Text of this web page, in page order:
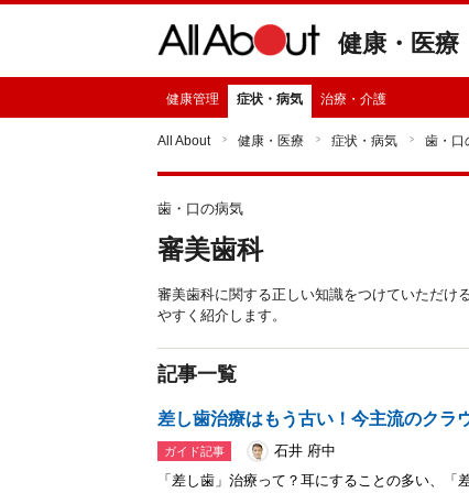
健康・医療
健康管理 症状・病気 治療・介護
All About 健康・医療 症状・病気 歯・口
歯・口の病気
審美歯科
審美歯科に関する正しい知識をつけていただけ
やすく紹介します。
記事一覧
差し歯治療はもう古い！今主流のクラ
ガイド記事
石井 府中
「差し歯」治療って？耳にすることの多い、